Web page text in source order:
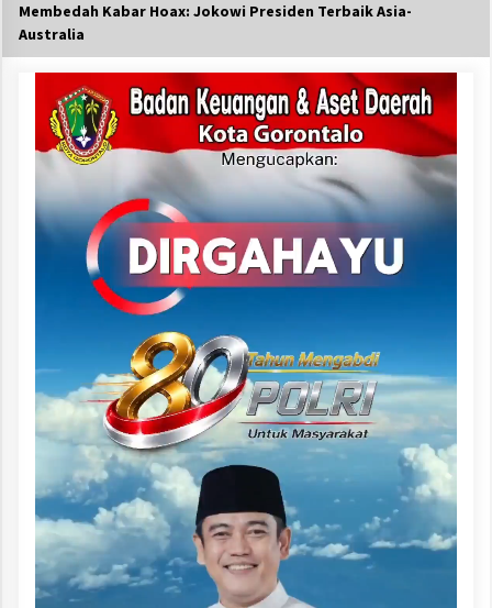
Membedah Kabar Hoax: Jokowi Presiden Terbaik Asia-
Australia